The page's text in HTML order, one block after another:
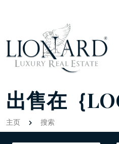
出售在｛
主页 搜索